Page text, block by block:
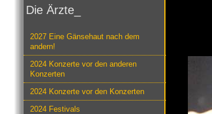
Die Ärzte_
2027 Eine Gänsehaut nach dem
andern!
2024 Konzerte vor den anderen
Konzerten
2024 Konzerte vor den Konzerten
2024 Festivals